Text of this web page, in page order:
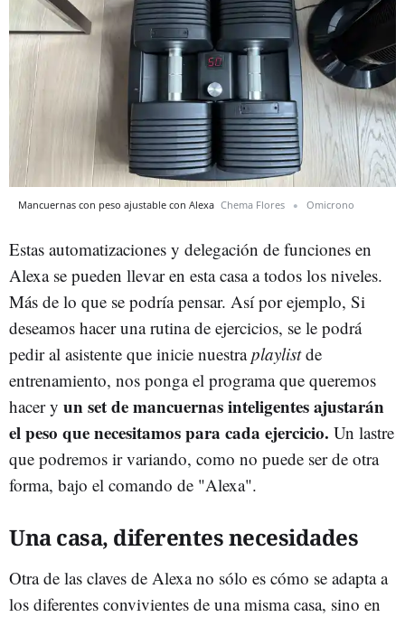
Mancuernas con peso ajustable con Alexa Chema Flores Omicrono
Estas automatizaciones y delegación de funciones en
Alexa se pueden llevar en esta casa a todos los niveles.
Más de lo que se podría pensar. Así por ejemplo, Si
deseamos hacer una rutina de ejercicios, se le podrá
pedir al asistente que inicie nuestraplaylistde
entrenamiento, nos ponga el programa que queremos
hacer y un set de mancuernas inteligentes ajustarán
el peso que necesitamos para cada ejercicio. Un lastre
que podremos ir variando, como no puede ser de otra
forma, bajo el comando de "Alexa".
Una casa, diferentes necesidades
Otra de las claves de Alexa no sólo es cómo se adapta a
los diferentes convivientes de una misma casa, sino en